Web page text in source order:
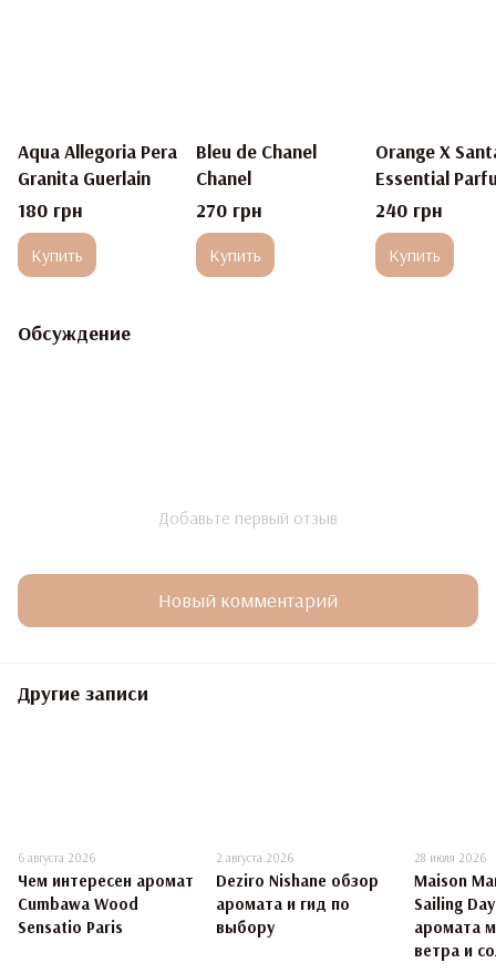
Aqua Allegoria Pera
Granita Guerlain
180 грн
Купить
Bleu de Chanel
Chanel
270 грн
Купить
Orange X
Essential
240 грн
Купить
Обсуждение
Добавьте первый отзыв
Новый комментарий
Другие записи
6 августа 2026
Чем интересен аромат
Cumbawa Wood
Sensatio Paris
2 августа 2026
Deziro Nishane обзор
аромата и гид по
выбору
28 июля 2026
Maison
Sailing
аромата
ветра и